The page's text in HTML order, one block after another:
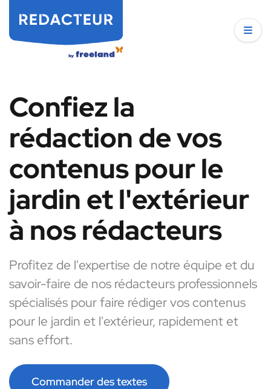
Confiez la
rédaction de vos
contenus pour le
jardin et l'extérieur
à nos rédacteurs
Profitez de l'expertise de notre équipe et du
savoir-faire de nos rédacteurs professionnels
spécialisés pour faire rédiger vos contenus
pour le jardin et l'extérieur, rapidement et
sans effort.
Commander des textes